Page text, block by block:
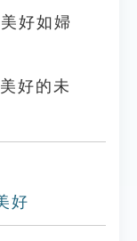
好如婦
好的未
好